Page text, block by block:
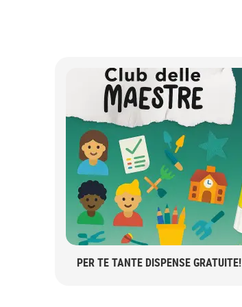
PER TE TANTE DISPENSE GRATUITE!